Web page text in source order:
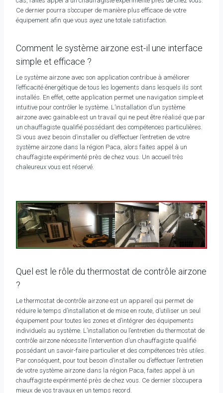
Ce dernier pourra s’occuper de manière plus efficace de votre
équipement afin que vous ayez une totale satisfaction.
Comment le système airzone est-il une interface
simple et efficace ?
Le système airzone avec son application contribue à améliorer
l’efficacité énergétique de tous les logements dans lesquels ils sont
installés. En effet, cette application permet une navigation simple et
intuitive pour contrôler le système. L’installation d’un système
airzone avec gainable est un travail qui ne peut être réalisé que par
un chauffagiste qualifié possédant des compétences particulières.
Si vous avez besoin d’installer ou d’effectuer l’entretien de votre
système airzone dans la région Paca, alors faites appel à un
chauffagiste expérimenté près de chez vous. Un accueil très
chaleureux vous est réservé.
Quel est le rôle du thermostat de contrôle airzone
?
Le thermostat de contrôle airzone est un appareil qui permet de
réduire le temps d’installation et de mise en route, d’utiliser un seul
équipement pour toutes les zones et d’intégrer des équipements
individuels au système. L’installation ou l’entretien du thermostat de
contrôle airzone nécessite l’intervention d’un chauffagiste qualifié
possédant un savoir-faire particulier et des compétences très utiles.
Par conséquent, pour tout besoin d’installer ou d’effectuer l’entretien
de votre système airzone dans la région Paca, faites appel à un
chauffagiste expérimenté près de chez vous. Ce dernier s’occupera
mieux de vos travaux en un temps record.